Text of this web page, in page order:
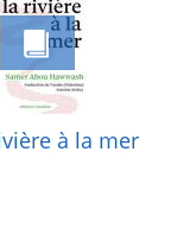
à la mer